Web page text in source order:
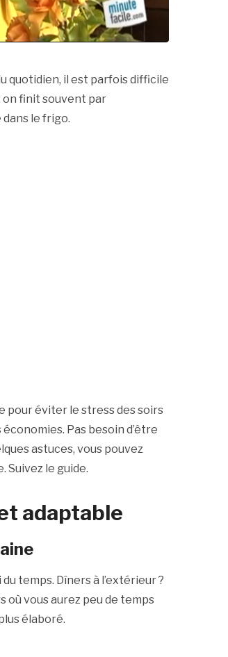
quotidien, il est parfois difficile
on finit souvent par
le frigo.
pour éviter le stress des soirs
Pas besoin d’être
astuces, vous pouvez
Suivez le guide.
adaptable
temps. Dîners à l’extérieur ?
où vous aurez peu de temps
élaboré.